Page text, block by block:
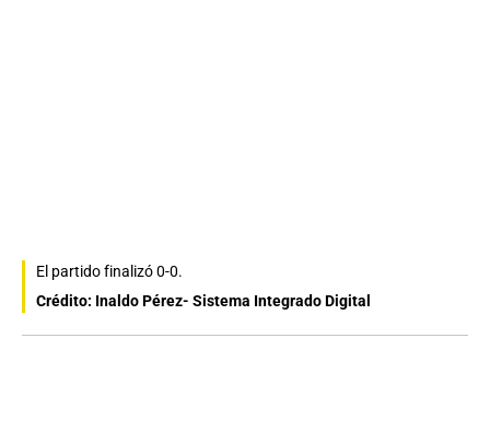
El partido finalizó 0-0.
Crédito: Inaldo Pérez- Sistema Integrado Digital